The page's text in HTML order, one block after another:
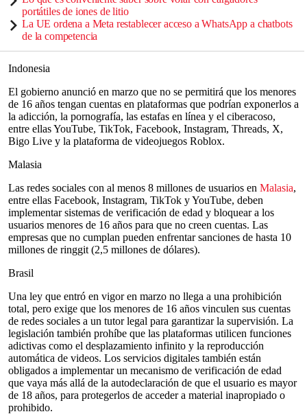
portátiles de iones de litio
La UE ordena a Meta restablecer acceso a WhatsApp a chatbots
de la competencia
Indonesia
El gobierno anunció en marzo que no se permitirá que los menores
de 16 años tengan cuentas en plataformas que podrían exponerlos a
la adicción, la pornografía, las estafas en línea y el ciberacoso,
entre ellas YouTube, TikTok, Facebook, Instagram, Threads, X,
Bigo Live y la plataforma de videojuegos Roblox.
Malasia
Las redes sociales con al menos 8 millones de usuarios en Malasia,
entre ellas Facebook, Instagram, TikTok y YouTube, deben
implementar sistemas de verificación de edad y bloquear a los
usuarios menores de 16 años para que no creen cuentas. Las
empresas que no cumplan pueden enfrentar sanciones de hasta 10
millones de ringgit (2,5 millones de dólares).
Brasil
Una ley que entró en vigor en marzo no llega a una prohibición
total, pero exige que los menores de 16 años vinculen sus cuentas
de redes sociales a un tutor legal para garantizar la supervisión. La
legislación también prohíbe que las plataformas utilicen funciones
adictivas como el desplazamiento infinito y la reproducción
automática de videos. Los servicios digitales también están
obligados a implementar un mecanismo de verificación de edad
que vaya más allá de la autodeclaración de que el usuario es mayor
de 18 años, para protegerlos de acceder a material inapropiado o
prohibido.